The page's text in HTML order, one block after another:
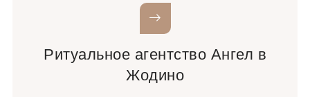
Ритуальное агентство Ангел в
Жодино